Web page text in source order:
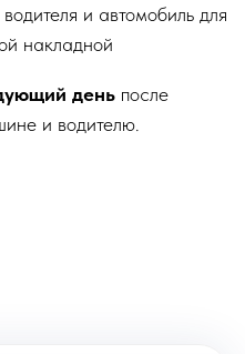
и автомобиль для
накладной
день после
и водителю.